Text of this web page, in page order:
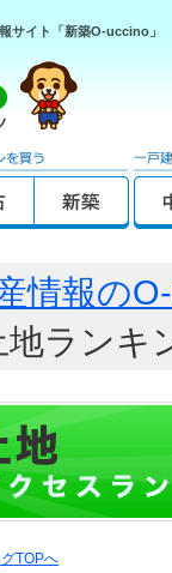
サイト「新築O-uccino」
情報の
地ランキ
TOPへ